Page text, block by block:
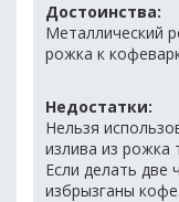
Достоинства:
Металлический
рожка к
Недостатки:
Нельзя
излива из рожка
Если делать две
избрызганы